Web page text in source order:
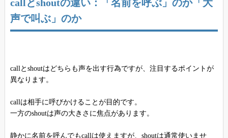
callとshoutの違い：「名前を呼ぶ」のか「大
声で叫ぶ」のか
callとshoutはどちらも声を出す行為ですが、注目するポイントが
異なります。
callは相手に呼びかけることが目的です。
一方のshoutは声の大きさに焦点があります。
静かに名前を呼んでもcallは使えますが、shoutは通常使いませ